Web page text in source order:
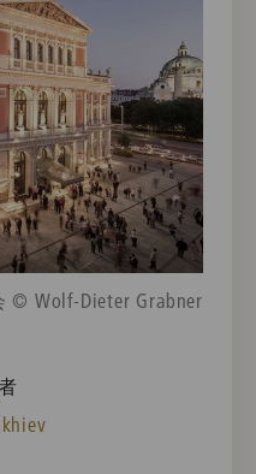
© Wolf-Dieter Grabner